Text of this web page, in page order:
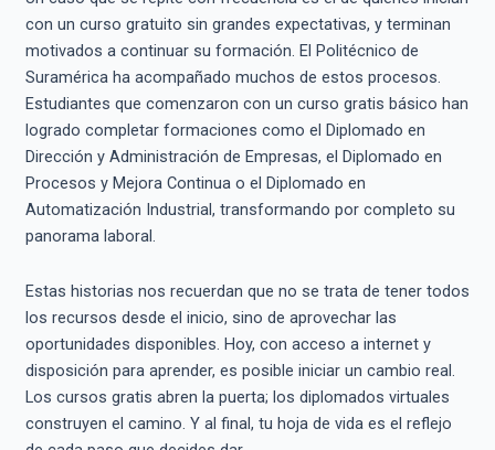
con un curso gratuito sin grandes expectativas, y terminan
motivados a continuar su formación. El Politécnico de
Suramérica ha acompañado muchos de estos procesos.
Estudiantes que comenzaron con un curso gratis básico han
logrado completar formaciones como el Diplomado en
Dirección y Administración de Empresas, el Diplomado en
Procesos y Mejora Continua o el Diplomado en
Automatización Industrial, transformando por completo su
panorama laboral.
Estas historias nos recuerdan que no se trata de tener todos
los recursos desde el inicio, sino de aprovechar las
oportunidades disponibles. Hoy, con acceso a internet y
disposición para aprender, es posible iniciar un cambio real.
Los cursos gratis abren la puerta; los diplomados virtuales
construyen el camino. Y al final, tu hoja de vida es el reflejo